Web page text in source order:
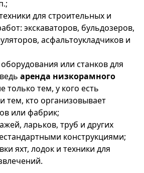
для строительных и
экскаваторов, бульдозеров,
асфальтоукладчиков и
или станков для
аренда низкорамного
только тем, у кого есть
тем, кто организовывает
или фабрик;
ларьков, труб и других
конструкциями;
яхт, лодок и техники для